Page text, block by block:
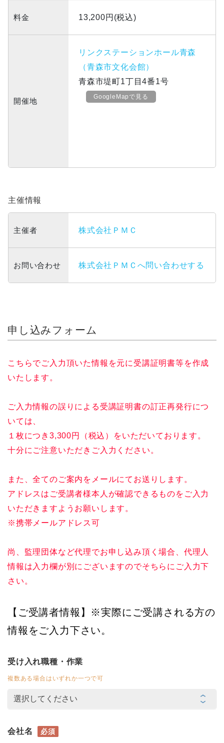
料金 13,200円(税込)
開催地
リンクステーションホール青森
（青森市文化会館）
青森市堤町1丁目4番1号
GoogleMapで見る
主催情報
主催者 株式会社ＰＭＣ
お問い合わせ 株式会社ＰＭＣへ問い合わせする
申し込みフォーム
こちらでご入力頂いた情報を元に受講証明書等を作成
いたします。
ご入力情報の誤りによる受講証明書の訂正再発行につ
いては、
１枚につき3,300円（税込）をいただいております。
十分にご注意いただきご入力ください。
また、全てのご案内をメールにてお送りします。
アドレスはご受講者様本人が確認できるものをご入力
いただきますようお願いします。
※携帯メールアドレス可
尚、監理団体など代理でお申し込み頂く場合、代理人
情報は入力欄が別にございますのでそちらにご入力下
さい。
【ご受講者情報】※実際にご受講される方の
情報をご入力下さい。
受け入れ職種・作業
複数ある場合はいずれか一つで可
会社名 必須